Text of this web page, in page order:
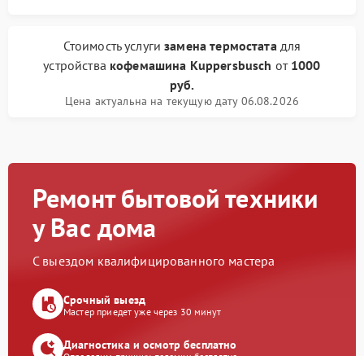
Стоимость услугизамена термостатадля
устройства кофемашина Kuppersbusch от 1000
руб.
Цена актуальна на текущую дату 06.08.2026
Ремонт бытовой техники
у Вас дома
С выездом квалифицированного мастера
Срочный выезд
Мастер приедет уже через 30 минут
Диагностика и осмотр бесплатно